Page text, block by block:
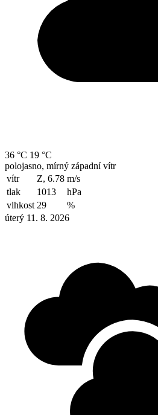
36 °C 19 °C
polojasno, mírný západní vítr
vítr
Z, 6.78 m/s
tlak
1013
hPa
vlhkost 29
%
úterý 11. 8. 2026